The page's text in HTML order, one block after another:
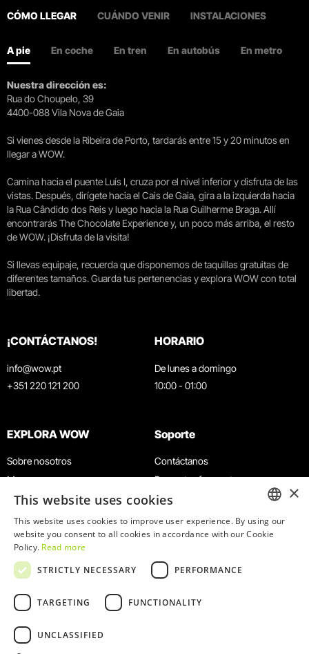
CÓMO LLEGAR CUÁNDO VENIR INSTALACIONES
A pie En coche En tren En autobús En metro
Nuestra dirección es:
Rua do Choupelo, 39
4400-088 Vila Nova de Gaia
Si vienes desde la Ribeira de Porto, tardarás entre 15 y 20 minutos en
llegar a WOW.
Camina hacia el puente Luís I, cruza por el nivel inferior y disfruta de las
vistas. Después, dirígete hacia el Cais de Gaia, gira a la izquierda hacia
la Rua Cândido dos Reis y luego hacia la Rua Guilherme Braga. Allí
encontrarás The Chocolate Experience y, un poco más arriba, el resto
de WOW. ¡Disfruta de la visita!
Si llevas equipaje, recuerda que disponemos de taquillas gratuitas de
diferentes tamaños. Guarda tus pertenencias y explora WOW con total
libertad.
¡CONTÁCTANOS!
info@wow.pt
+351 220 121 200
HORARIO
De lunes a domingo
10:00 - 01:00
EXPLORA WOW
Sobre nosotros
Museos
Agenda
Noticias
Restaurantes
Tarjeta WOW
Grupos y eventos
Servicio educativo
Soporte
Contáctanos
Preguntas frecuentes
Términos y condiciones
Política de privacidad y cookies
Trabaja con nosotros
Libro de reclamaciones
ENGLISH
×
This website uses cookies
This website uses cookies to improve user experience. By using our
website you consent to all cookies in accordance with our Cookie
Policy. Read more
STRICTLY NECESSARY
PERFORMANCE
TARGETING FUNCTIONALITY
UNCLASSIFIED